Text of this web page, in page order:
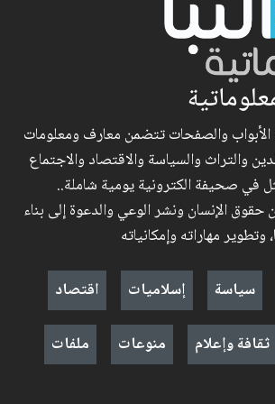
والصفحات تتضمن معارف ومعلومات
والتراث والسياسة والاقتصاد والاجتماع
في صحيفة الكترونية يومية شاملة..
الإنسان ونشر الوعي والدعوة إلى بناء
وتطوير مهاراته وإمكانياته
سياسة إسلاميات
اقتصاد
ثقافة وإعلام منوعات ملفات